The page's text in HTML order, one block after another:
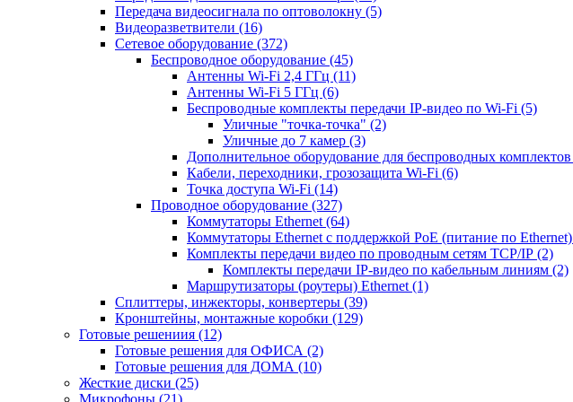
Передача видеосигнала по оптоволокну (5)
Видеоразветвители (16)
Сетевое оборудование (372)
Беспроводное оборудование (45)
Антенны Wi-Fi 2,4 ГГц (11)
Антенны Wi-Fi 5 ГГц (6)
Беспроводные комплекты передачи IP-видео по Wi-Fi (5)
Уличные "точка-точка" (2)
Уличные до 7 камер (3)
Дополнительное оборудование для беспроводных комплектов
Кабели, переходники, грозозащита Wi-Fi (6)
Точка доступа Wi-Fi (14)
Проводное оборудование (327)
Коммутаторы Ethernet (64)
Коммутаторы Ethernet с поддержкой PoE (питание по Ethernet)
Комплекты передачи видео по проводным сетям TCP/IP (2)
Комплекты передачи IP-видео по кабельным линиям (2)
Маршрутизаторы (роутеры) Ethernet (1)
Сплиттеры, инжекторы, конвертеры (39)
Кронштейны, монтажные коробки (129)
Готовые решениия (12)
Готовые решения для ОФИСА (2)
Готовые решения для ДОМА (10)
Жесткие диски (25)
Микрофоны (21)